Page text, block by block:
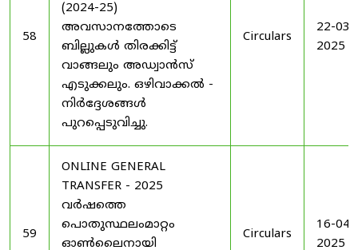
58
(2024-25)
അവസാനത്തോടെ
ബില്ലുകൾ തിരക്കിട്ട്
വാങ്ങലും അഡ്വാൻസ്
എടുക്കലും. ഒഴിവാക്കൽ -
നിർദ്ദേശങ്ങൾ
പുറപ്പെടുവിച്ചു.
Circulars
22-03-
2025
59
ONLINE GENERAL
TRANSFER - 2025
വർഷത്തെ
പൊതുസ്ഥലംമാറ്റം
ഓൺലൈനായി
Circulars
16-04-
2025